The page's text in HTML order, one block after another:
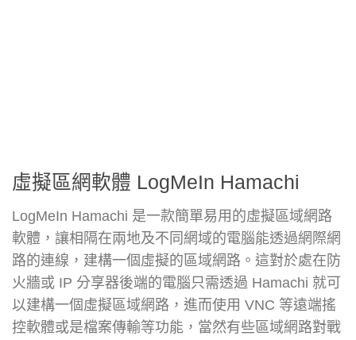
虛擬區網軟體 LogMeIn Hamachi
LogMeIn Hamachi 是一款簡單易用的虛擬區域網路
軟體，讓相隔在兩地及不同網域的電腦能透過網際網
路的連線，建構一個虛擬的區域網路。這對於處在防
火牆或 IP 分享器後端的電腦只需透過 Hamachi 就可
以建構一個虛擬區域網路，進而使用 VNC 等遠端搖
控軟體或是檔案傳輸等功能，當然有些區域網路對戰